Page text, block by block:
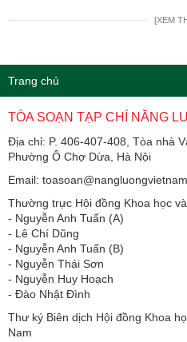
[XEM
Trang chủ
TÒA SOẠN TẠP CHÍ NĂNG
Địa chỉ: P. 406-407-408, Tòa nhà
Phường Ô Chợ Dừa, Hà Nội
Email:
Thường trực Hội đồng Khoa học
​​​​​​- Nguyễn Anh Tuấn (A)
- Lê Chí Dũng
- Nguyễn Anh Tuấn (B)
- Nguyễn Thái Sơn
- Nguyễn Huy Hoạch
- Đào Nhật Đình
Thư ký Biên dịch Hội đồng Khoa
Nam